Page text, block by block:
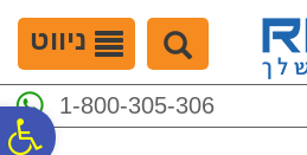
נגישות
המרכזי
ניווט
1-800-305-306